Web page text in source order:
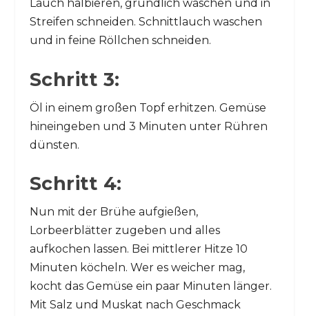
Lauch halbieren, gründlich waschen und in
Streifen schneiden. Schnittlauch waschen
und in feine Röllchen schneiden.
Schritt 3:
Öl in einem großen Topf erhitzen. Gemüse
hineingeben und 3 Minuten unter Rühren
dünsten.
Schritt 4:
Nun mit der Brühe aufgießen,
Lorbeerblätter zugeben und alles
aufkochen lassen. Bei mittlerer Hitze 10
Minuten köcheln. Wer es weicher mag,
kocht das Gemüse ein paar Minuten länger.
Mit Salz und Muskat nach Geschmack